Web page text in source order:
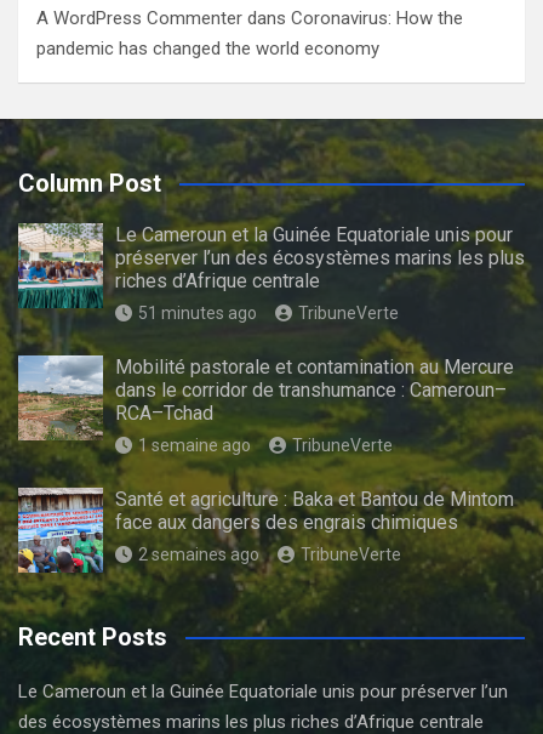
A WordPress Commenter dans Coronavirus: How the
pandemic has changed the world economy
Column Post
Le Cameroun et la Guinée Equatoriale unis pour
préserver l’un des écosystèmes marins les plus
riches d’Afrique centrale
51 minutes ago TribuneVerte
Mobilité pastorale et contamination au Mercure
dans le corridor de transhumance : Cameroun–
RCA–Tchad
1 semaine ago TribuneVerte
Santé et agriculture : Baka et Bantou de Mintom
face aux dangers des engrais chimiques
2 semaines ago TribuneVerte
Recent Posts
Le Cameroun et la Guinée Equatoriale unis pour préserver l’un
des écosystèmes marins les plus riches d’Afrique centrale